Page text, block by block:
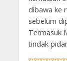
dibawa ke
sebelum
Termasuk
tindak